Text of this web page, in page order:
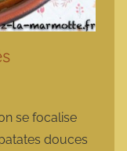
se focalise
douces